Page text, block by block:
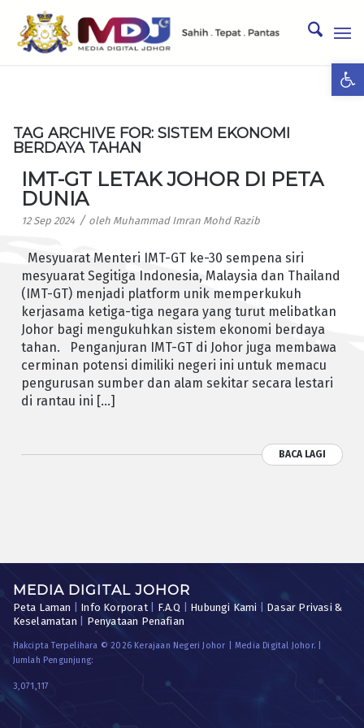
TAG ARCHIVE FOR: SISTEM EKONOMI
BERDAYA TAHAN
IMT-GT LETAK JOHOR DI PETA
DUNIA
12 Sep 2024 / oleh Muhammad Imran Mohd Razib
Mesyuarat Menteri IMT-GT ke-30 sempena siri
mesyuarat Segitiga Indonesia, Malaysia dan Thailand
(IMT-GT) menjadi platform unik memperkukuh
kerjasama ketiga-tiga negara yang turut melibatkan
Johor bagi mengukuhkan sistem ekonomi berdaya
tahan. Penganjuran IMT-GT di Johor juga membawa
cerminan potensi dimiliki negeri ini untuk memacu
pengurusan sumber dan alam sekitar secara lestari
di rantau ini […]
BACA LAGI
MEDIA DIGITAL JOHOR
Peta Laman Info Korporat| F.A.Q Hubungi Kami
Dasar Privasi &
Keselamatan
Penyataan Penafian
Hakcipta Terpelihara © 2026 Kerajaan Negeri Johor | Media Digital Johor. |
Jumlah Pengunjung:
3,071,117